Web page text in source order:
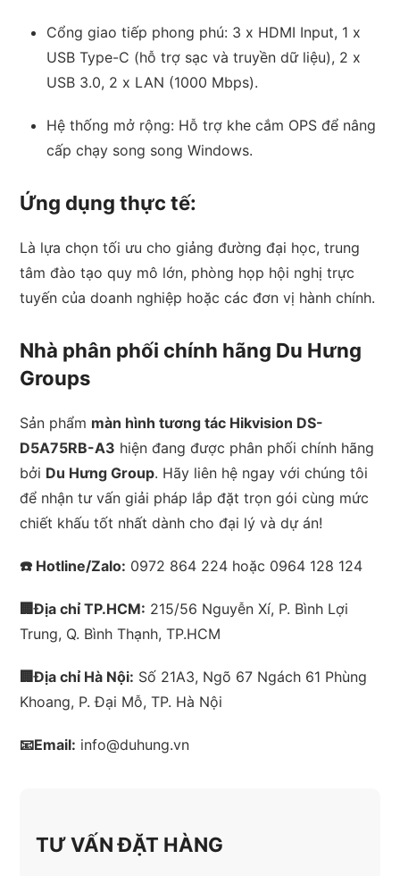
Cổng giao tiếp phong phú: 3 x HDMI Input, 1 x
USB Type-C (hỗ trợ sạc và truyền dữ liệu), 2 x
USB 3.0, 2 x LAN (1000 Mbps).
Hệ thống mở rộng: Hỗ trợ khe cắm OPS để nâng
cấp chạy song song Windows.
Ứng dụng thực tế:
Là lựa chọn tối ưu cho giảng đường đại học, trung
tâm đào tạo quy mô lớn, phòng họp hội nghị trực
tuyến của doanh nghiệp hoặc các đơn vị hành chính.
Nhà phân phối chính hãng Du Hưng
Groups
Sản phẩm màn hình tương tác Hikvision DS-
D5A75RB-A3 hiện đang được phân phối chính hãng
bởi Du Hưng Group. Hãy liên hệ ngay với chúng tôi
để nhận tư vấn giải pháp lắp đặt trọn gói cùng mức
chiết khấu tốt nhất dành cho đại lý và dự án!
☎️ Hotline/Zalo: 0972 864 224 hoặc 0964 128 124
🏢Địa chỉ TP.HCM: 215/56 Nguyễn Xí, P. Bình Lợi
Trung, Q. Bình Thạnh, TP.HCM
🏢Địa chỉ Hà Nội: Số 21A3, Ngõ 67 Ngách 61 Phùng
Khoang, P. Đại Mỗ, TP. Hà Nội
📧Email: info@duhung.vn
TƯ VẤN ĐẶT HÀNG